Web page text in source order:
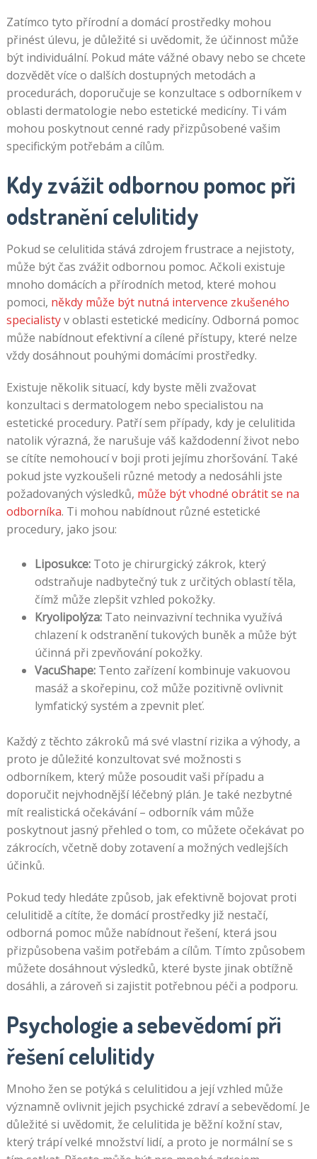
Zatímco tyto přírodní a domácí prostředky mohou
přinést úlevu, je důležité si uvědomit, že účinnost může
být individuální. Pokud máte vážné obavy nebo se chcete
dozvědět více o dalších dostupných metodách a
procedurách, doporučuje se konzultace s odborníkem v
oblasti dermatologie nebo estetické medicíny. Ti vám
mohou poskytnout cenné rady přizpůsobené vašim
specifickým potřebám a cílům.
Kdy zvážit odbornou pomoc při
odstranění celulitidy
Pokud se celulitida stává zdrojem frustrace a nejistoty,
může být čas zvážit odbornou pomoc. Ačkoli existuje
mnoho domácích a přírodních metod, které mohou
pomoci, někdy může být nutná intervence zkušeného
specialistyv oblasti estetické medicíny. Odborná pomoc
může nabídnout efektivní a cílené přístupy, které nelze
vždy dosáhnout pouhými domácími prostředky.
Existuje několik situací, kdy byste měli zvažovat
konzultaci s dermatologem nebo specialistou na
estetické procedury. Patří sem případy, kdy je celulitida
natolik výrazná, že narušuje váš každodenní život nebo
se cítíte nemohoucí v boji proti jejímu zhoršování. Také
pokud jste vyzkoušeli různé metody a nedosáhli jste
požadovaných výsledků, může být vhodné obrátit se na
odborníka. Ti mohou nabídnout různé estetické
procedury, jako jsou:
Liposukce:Toto je chirurgický zákrok, který
odstraňuje nadbytečný tuk z určitých oblastí těla,
čímž může zlepšit vzhled pokožky.
Kryolipolýza:Tato neinvazivní technika využívá
chlazení k odstranění tukových buněk a může být
účinná při zpevňování pokožky.
VacuShape:Tento zařízení kombinuje vakuovou
masáž a skořepinu, což může pozitivně ovlivnit
lymfatický systém a zpevnit pleť.
Každý z těchto zákroků má své vlastní rizika a výhody, a
proto je důležité konzultovat své možnosti s
odborníkem, který může posoudit vaši případu a
doporučit nejvhodnější léčebný plán. Je také nezbytné
mít realistická očekávání – odborník vám může
poskytnout jasný přehled o tom, co můžete očekávat po
zákrocích, včetně doby zotavení a možných vedlejších
účinků.
Pokud tedy hledáte způsob, jak efektivně bojovat proti
celulitidě a cítíte, že domácí prostředky již nestačí,
odborná pomoc může nabídnout řešení, která jsou
přizpůsobena vašim potřebám a cílům. Tímto způsobem
můžete dosáhnout výsledků, které byste jinak obtížně
dosáhli, a zároveň si zajistit potřebnou péči a podporu.
Psychologie a sebevědomí při
řešení celulitidy
Mnoho žen se potýká s celulitidou a její vzhled může
významně ovlivnit jejich psychické zdraví a sebevědomí. Je
důležité si uvědomit, že celulitida je běžní kožní stav,
který trápí velké množství lidí, a proto je normální se s